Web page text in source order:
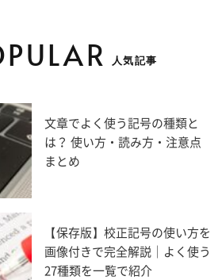
人気記事
文章でよく使う記号の種類と
は？ 使い方・読み方・注意点
まとめ
【保存版】校正記号の使い方を
画像付きで完全解説｜よく使う
27種類を一覧で紹介